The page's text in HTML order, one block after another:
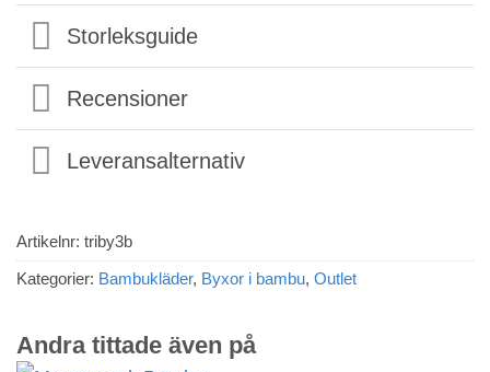
Storleksguide
Recensioner
Leveransalternativ
Artikelnr: triby3b
Kategorier: Bambukläder, Byxor i bambu, Outlet
Andra tittade även på